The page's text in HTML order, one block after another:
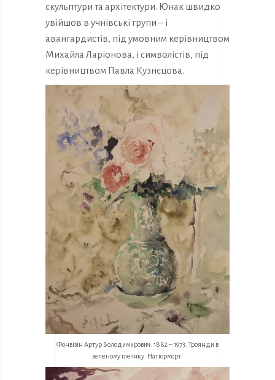
скульптури та архітектури. Юнак швидко
увійшов в учнівські групи – і
авангардистів, під умовним керівництвом
Михайла Ларіонова, і символістів, під
керівництвом Павла Кузнєцова.
Фонвізін Артур Володимирович. 1882 – 1973. Троянди в
зеленому глечику. Натюрморт.